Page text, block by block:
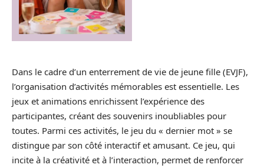
Dans le cadre d’un enterrement de vie de jeune fille (EVJF),
l’organisation d’activités mémorables est essentielle. Les
jeux et animations enrichissent l’expérience des
participantes, créant des souvenirs inoubliables pour
toutes. Parmi ces activités, le jeu du « dernier mot » se
distingue par son côté interactif et amusant. Ce jeu, qui
incite à la créativité et à l’interaction, permet de renforcer